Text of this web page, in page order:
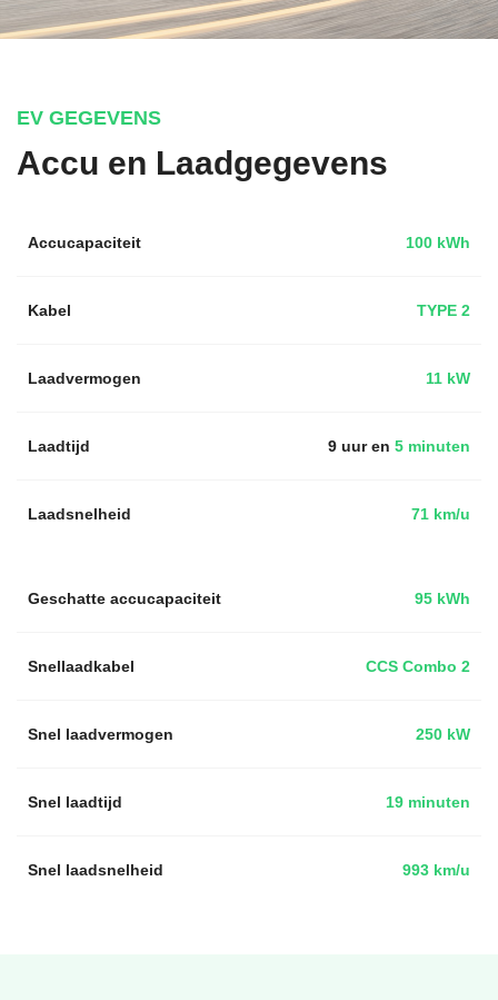
EV GEGEVENS
Accu en Laadgegevens
Accucapaciteit 100 kWh
Kabel TYPE 2
Laadvermogen 11 kW
Laadtijd 9 uur en 5 minuten
Laadsnelheid 71 km/u
95 kWh
Geschatte accucapaciteit
Snellaadkabel CCS Combo 2
Snel laadvermogen 250 kW
Snel laadtijd 19 minuten
Snel laadsnelheid 993 km/u